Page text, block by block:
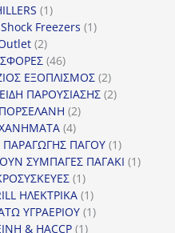
11
προϊόν
Freezers 11
22
προϊόντα
4646
προϊόντα
ΕΞΟΠΛΙΣΜΟΣ 22
προϊόντα
ΠΑΡΟΥΣΙΑΣΗΣ 22
ΠΟΡΣΕΛΑΝΗ 22
44
προϊόντα
ΠΑΡΑΓΩΓΗΣ ΠΑΓΟΥ 11
προϊόν
ΣΥΜΠΑΓΕΣ ΠΑΓΑΚΙ 11
11
προϊόν
ΗΛΕΚΤΡΙΚΑ 11
προϊόν
ΥΓΡΑΕΡΙΟΥ 11
& HACCP 11